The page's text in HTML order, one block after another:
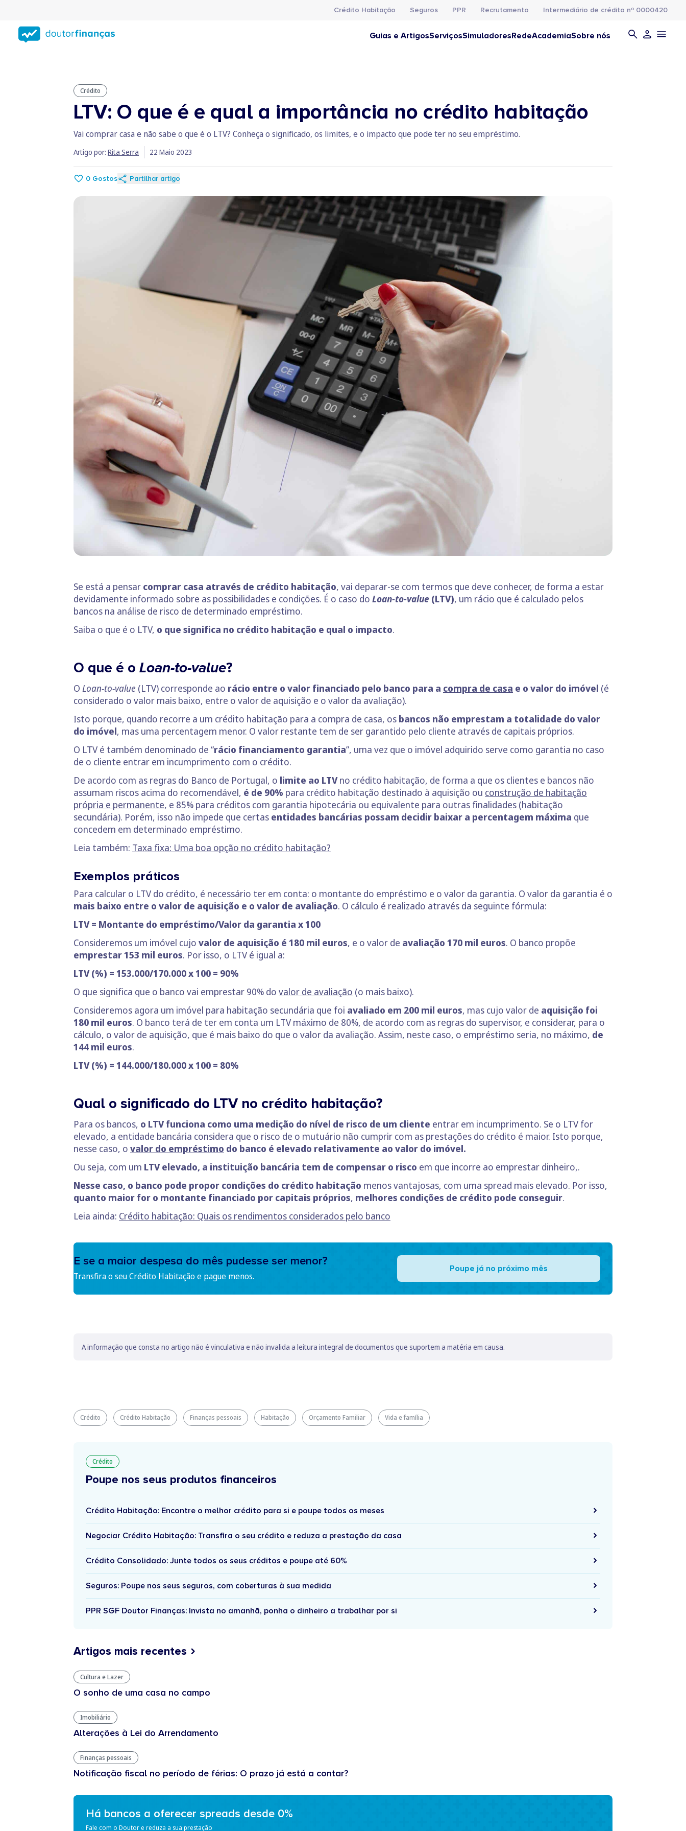
conteúdo
principal
Crédito Habitação Seguros PPR Recrutamento Intermediário de crédito nº 0000420
Guias e ArtigosServiçosSimuladoresRedeAcademiaSobre nós
Crédito
LTV: O que é e qual a importância no crédito habitação
Vai comprar casa e não sabe o que é o LTV? Conheça o significado, os limites, e o impacto que pode ter no seu empréstimo.
Artigo por: Rita Serra 22 Maio 2023
0 Gostos Partilhar artigo
Se está a pensar comprar casa através de crédito habitação, vai deparar-se com termos que deve conhecer, de forma a estar
devidamente informado sobre as possibilidades e condições. É o caso do Loan-to-value (LTV), um rácio que é calculado pelos
bancos na análise de risco de determinado empréstimo.
Saiba o que é o LTV, o que significa no crédito habitação e qual o impacto.
O que é o Loan-to-value?
O Loan-to-value (LTV) corresponde ao rácio entre o valor financiado pelo banco para a compra de casa e o valor do imóvel (é
considerado o valor mais baixo, entre o valor de aquisição e o valor da avaliação).
Isto porque, quando recorre a um crédito habitação para a compra de casa, os bancos não emprestam a totalidade do valor
do imóvel, mas uma percentagem menor. O valor restante tem de ser garantido pelo cliente através de capitais próprios.
O LTV é também denominado de “rácio financiamento garantia”, uma vez que o imóvel adquirido serve como garantia no caso
de o cliente entrar em incumprimento com o crédito.
De acordo com as regras do Banco de Portugal, o limite ao LTVno crédito habitação, de forma a que os clientes e bancos não
assumam riscos acima do recomendável, é de 90% para crédito habitação destinado à aquisição ou construção de habitação
própria e permanente, e 85% para créditos com garantia hipotecária ou equivalente para outras finalidades (habitação
secundária). Porém, isso não impede que certas entidades bancárias possam decidir baixar a percentagem máxima que
concedem em determinado empréstimo.
Leia também: Taxa fixa: Uma boa opção no crédito habitação?
Exemplos práticos
Para calcular o LTV do crédito, é necessário ter em conta: o montante do empréstimo e o valor da garantia. O valor da garantia é o
mais baixo entre o valor de aquisição e o valor de avaliação. O cálculo é realizado através da seguinte fórmula:
LTV = Montante do empréstimo/Valor da garantia x 100
Consideremos um imóvel cujo valor de aquisição é 180 mil euros, e o valor de avaliação 170 mil euros. O banco propõe
emprestar 153 mil euros. Por isso, o LTV é igual a:
LTV (%) = 153.000/170.000 x 100 = 90%
O que significa que o banco vai emprestar 90% do valor de avaliação (o mais baixo).
Consideremos agora um imóvel para habitação secundária que foi avaliado em 200 mil euros, mas cujo valor de aquisição foi
180 mil euros. O banco terá de ter em conta um LTV máximo de 80%, de acordo com as regras do supervisor, e considerar, para o
cálculo, o valor de aquisição, que é mais baixo do que o valor da avaliação. Assim, neste caso, o empréstimo seria, no máximo, de
144 mil euros.
LTV (%) = 144.000/180.000 x 100 = 80%
Qual o significado do LTV no crédito habitação?
Para os bancos, o LTV funciona como uma medição do nível de risco de um cliente entrar em incumprimento. Se o LTV for
elevado, a entidade bancária considera que o risco de o mutuário não cumprir com as prestações do crédito é maior. Isto porque,
nesse caso, o valor do empréstimo do banco é elevado relativamente ao valor do imóvel.
Ou seja, com um LTV elevado, a instituição bancária tem de compensar o risco em que incorre ao emprestar dinheiro,.
Nesse caso, o banco pode propor condições do crédito habitação menos vantajosas, com uma spread mais elevado. Por isso,
quanto maior for o montante financiado por capitais próprios, melhores condições de crédito pode conseguir.
Leia ainda: Crédito habitação: Quais os rendimentos considerados pelo banco
E se a maior despesa do mês pudesse ser menor?
Transfira o seu Crédito Habitação e pague menos.
Poupe já no próximo mês
A informação que consta no artigo não é vinculativa e não invalida a leitura integral de documentos que suportem a matéria em causa.
Crédito Crédito Habitação Finanças pessoais Habitação Orçamento Familiar Vida e família
Crédito
Poupe nos seus produtos financeiros
Crédito Habitação: Encontre o melhor crédito para si e poupe todos os meses
Negociar Crédito Habitação: Transfira o seu crédito e reduza a prestação da casa
Crédito Consolidado: Junte todos os seus créditos e poupe até 60%
Seguros: Poupe nos seus seguros, com coberturas à sua medida
PPR SGF Doutor Finanças: Invista no amanhã, ponha o dinheiro a trabalhar por si
Artigos mais recentes
Cultura e Lazer
O sonho de uma casa no campo
Imobiliário
Alterações à Lei do Arrendamento
Finanças pessoais
Notificação fiscal no período de férias: O prazo já está a contar?
Há bancos a oferecer spreads desde 0%
Fale com o Doutor e reduza a sua prestação